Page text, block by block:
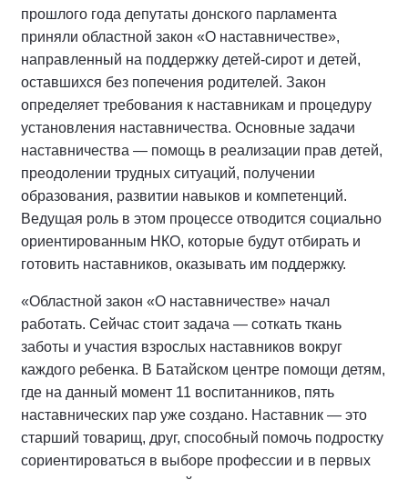
прошлого года депутаты донского парламента
приняли областной закон «О наставничестве»,
направленный на поддержку детей-сирот и детей,
оставшихся без попечения родителей. Закон
определяет требования к наставникам и процедуру
установления наставничества. Основные задачи
наставничества — помощь в реализации прав детей,
преодолении трудных ситуаций, получении
образования, развитии навыков и компетенций.
Ведущая роль в этом процессе отводится социально
ориентированным НКО, которые будут отбирать и
готовить наставников, оказывать им поддержку.
«Областной закон «О наставничестве» начал
работать. Сейчас стоит задача — соткать ткань
заботы и участия взрослых наставников вокруг
каждого ребенка. В Батайском центре помощи детям,
где на данный момент 11 воспитанников, пять
наставнических пар уже создано. Наставник — это
старший товарищ, друг, способный помочь подростку
сориентироваться в выборе профессии и в первых